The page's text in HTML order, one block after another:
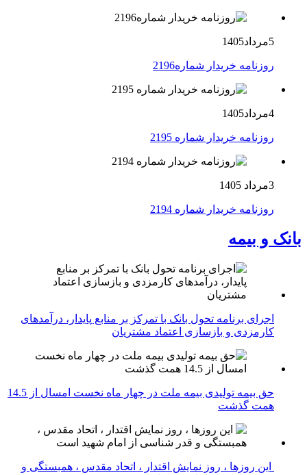
5مرداد1405
روزنامه خریدار شماره2196
4مرداد1405
روزنامه خریدار شماره 2195
3مرداد 1405
روزنامه خریدار شماره 2194
بانک و بیمه
اجرای برنامه تحول بانک با تمرکز بر منابع پایدار، درآمدهای
کارمزدی و بازسازی اعتماد مشتریان
حق بیمه تولیدی بیمه ملت در چهار ماه نخست امسال از 14.5
همت گذشت
این روزها ، روز نمایش اقتدار ، اتحاد مقدس ، همبستگی و